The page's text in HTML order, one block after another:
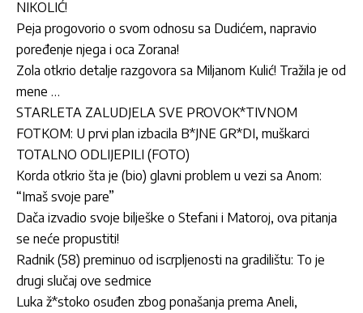
NIKOLIĆ!
Peja progovorio o svom odnosu sa Dudićem, napravio
poređenje njega i oca Zorana!
Zola otkrio detalje razgovora sa Miljanom Kulić! Tražila je od
mene …
STARLETA ZALUDJELA SVE PROVOK*TIVNOM
FOTKOM: U prvi plan izbacila B*JNE GR*DI, muškarci
TOTALNO ODLIJEPILI (FOTO)
Korda otkrio šta je (bio) glavni problem u vezi sa Anom:
“Imaš svoje pare”
Dača izvadio svoje bilješke o Stefani i Matoroj, ova pitanja
se neće propustiti!
Radnik (58) preminuo od iscrpljenosti na gradilištu: To je
drugi slučaj ove sedmice
Luka ž*stoko osuđen zbog ponašanja prema Aneli,